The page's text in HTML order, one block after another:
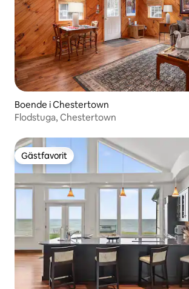
Boende i Chestertown
Flodstuga, Chestertown
Gästfavorit
Gästfavorit